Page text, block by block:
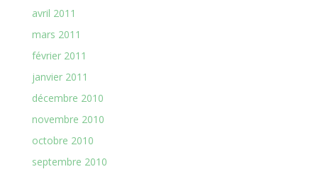
avril 2011
mars 2011
février 2011
janvier 2011
décembre 2010
novembre 2010
octobre 2010
septembre 2010